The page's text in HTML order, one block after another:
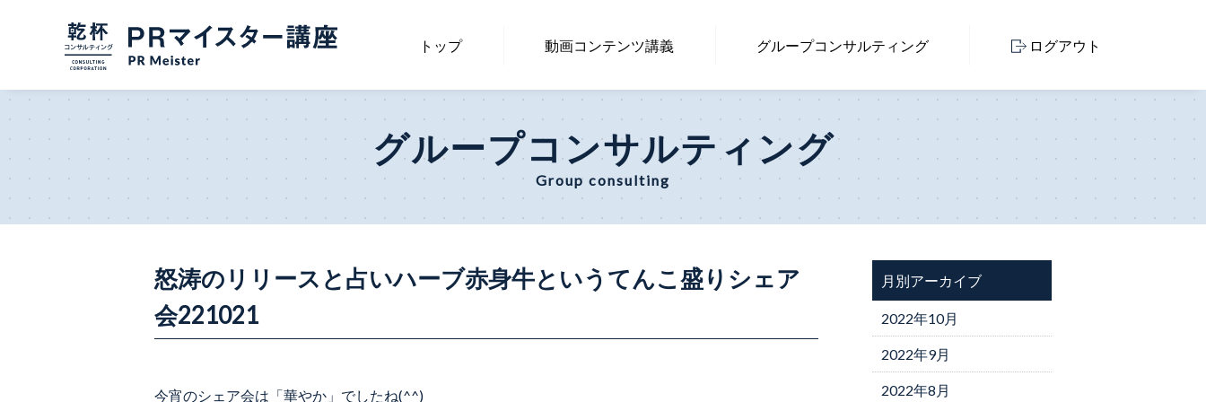
トップ 動画コンテンツ講義 グループコンサルティング ログアウト
グループコンサルティング
Group consulting
怒涛のリリースと占いハーブ赤身牛というてんこ盛りシェア
会221021
今宵のシェア会は「華やか」でしたね(^^)
月別アーカイブ
2022年10月
2022年9月
2022年8月